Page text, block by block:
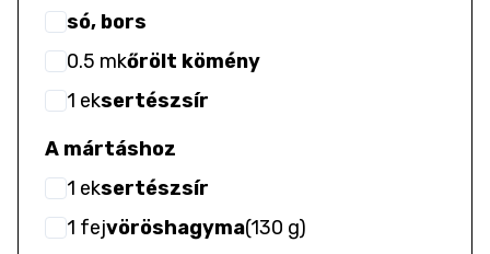
só, bors
0.5 mkőrölt kömény
1 eksertészsír
A mártáshoz
1 eksertészsír
1 fejvöröshagyma(130 g)